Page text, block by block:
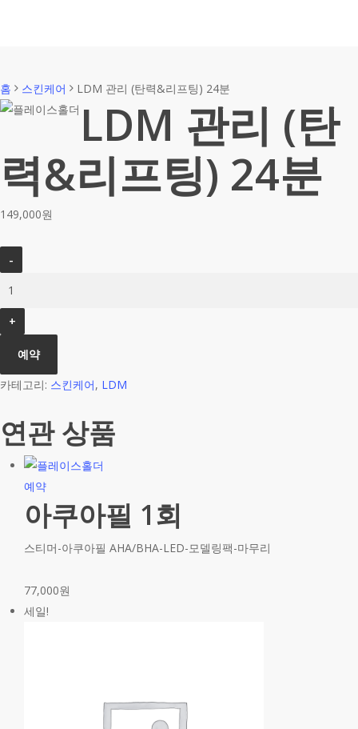
홈 스킨케어 LDM 관리 (탄력&리프팅) 24분
LDM 관리 (탄
력&리프팅) 24분
149,000원
관
력
&
리
팅)
24
분
수
량
예약
카테고리: 스킨케어, LDM
연관 상품
예약
아쿠아필 1회
스티머-아쿠아필 AHA/BHA-LED-모델링팩-마무리
77,000원
세일!